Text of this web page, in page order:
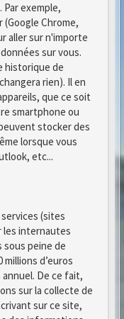
exemple,
Chrome,
aller sur n'importe
sur vous.
historique de
rien). Il en
que ce soit
smartphone ou
stocker des
lorsque vous
etc...
(sites
les internautes
sous peine de
d’euros
annuel. De ce fait,
sur la collecte de
sur ce site,